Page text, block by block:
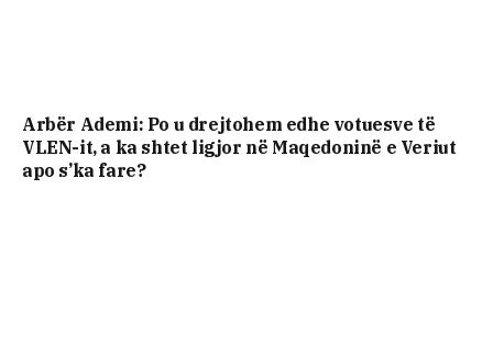
Arbër Ademi: Po u drejtohem edhe votuesve të
VLEN-it, a ka shtet ligjor në Maqedoninë e Veriut
apo s’ka fare?